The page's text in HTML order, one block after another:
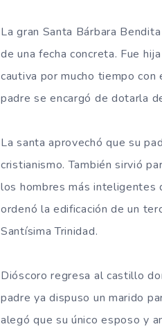
La gran Santa Bárbara
de una fecha concreta. Fue
cautiva por mucho tiempo
padre se encargó de dotarla
La santa aprovechó que su
cristianismo. También sirvió
los hombres más inteligentes
ordenó la edificación de un
Santísima Trinidad.
Dióscoro regresa al castillo
padre ya dispuso un marido
alegó que su único esposo y